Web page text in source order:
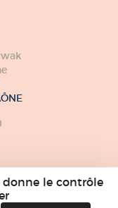
donne le contrôle